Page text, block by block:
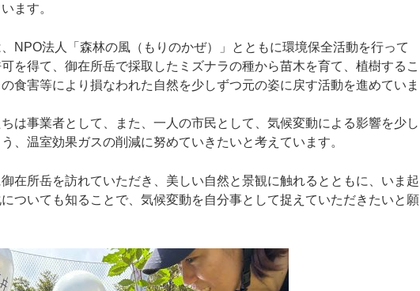
ます。
NPO法人「森林の風（もりのかぜ）」とともに環境保全活動を行って
を得て、御在所岳で採取したミズナラの種から苗木を育て、植樹するこ
食害等により損なわれた自然を少しずつ元の姿に戻す活動を進めていま
は事業者として、また、一人の市民として、気候変動による影響を少し
、温室効果ガスの削減に努めていきたいと考えています。
在所岳を訪れていただき、美しい自然と景観に触れるとともに、いま起
ついても知ることで、気候変動を自分事として捉えていただきたいと願